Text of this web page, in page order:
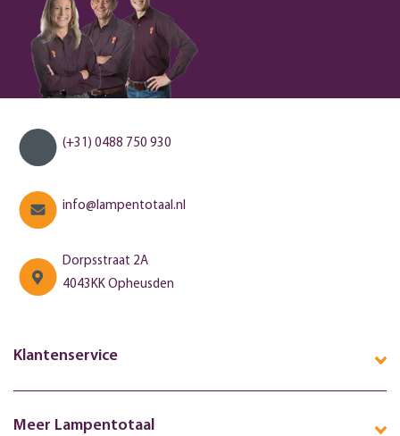
(+31) 0488 750 930
info@lampentotaal.nl
Dorpsstraat 2A
4043KK Opheusden
Klantenservice
Meer Lampentotaal